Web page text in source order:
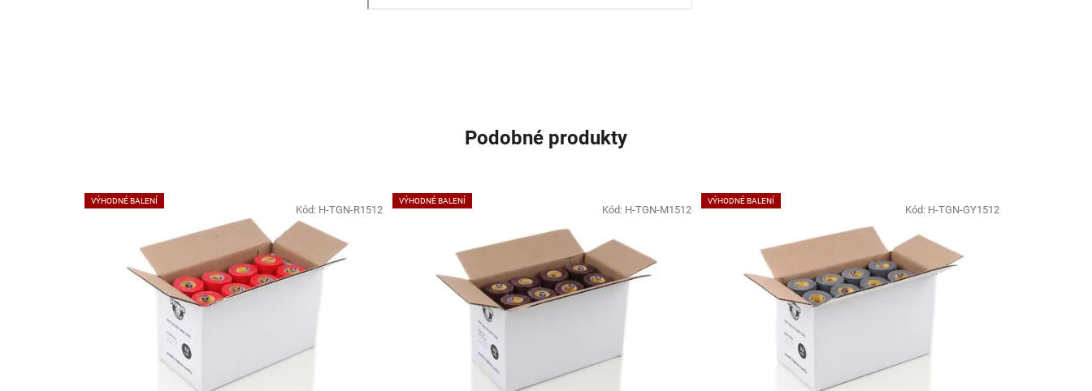
Podobné produkty
VÝHODNÉ BALENÍ
Kód: H-TGN-R1512
VÝHODNÉ BALENÍ
Kód: H-TGN-M1512
VÝHODNÉ BALENÍ
Kód: H-TGN-GY1512